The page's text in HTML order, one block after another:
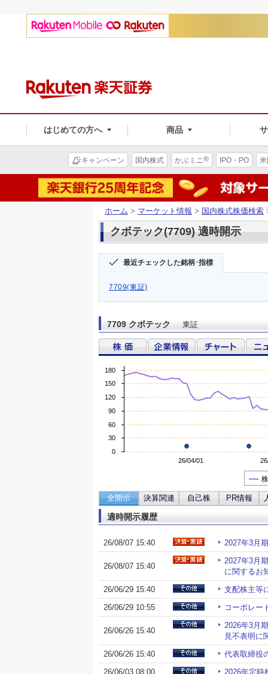
はじめての方へ 商品
キャンペーン 国内株式 かぶミニ® IPO・PO
ホーム > マーケット情報 > 国内株式株価検索
クボテック(7709) 適時開示
最近チェックした銘柄･指標
7709(東証)
7709 クボテック 東証